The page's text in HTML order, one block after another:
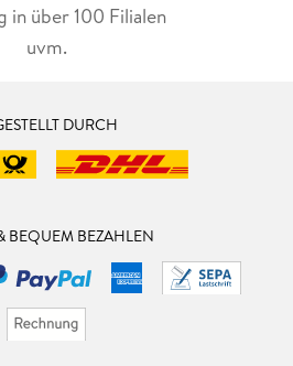
in über 100 Filialen
uvm.
DURCH
BEQUEM BEZAHLEN